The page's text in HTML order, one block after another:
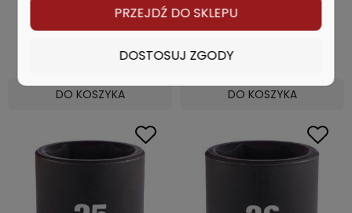
DO KOSZYKA DO KOSZYKA
PRZEJDŹ DO SKLEPU
DOSTOSUJ ZGODY